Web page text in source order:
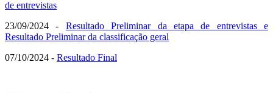
de entrevistas
23/09/2024 - Resultado Preliminar da etapa de entrevistas e
Resultado Preliminar da classificação geral
07/10/2024 - Resultado Final